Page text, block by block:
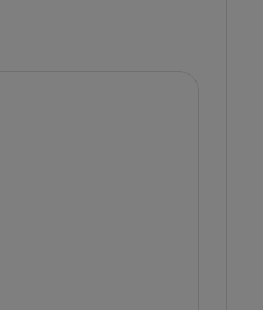
die staat als een